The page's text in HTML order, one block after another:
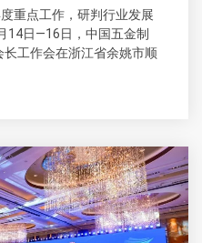
重点工作，研判行业发展
14日—16日，中国五金制
工作会在浙江省余姚市顺